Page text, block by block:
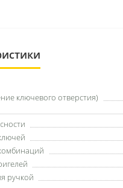
ключевого отверстия)
ручкой